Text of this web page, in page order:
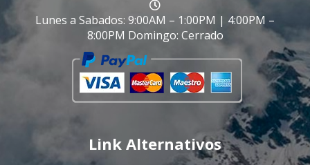
Lunes a Sabados: 9:00AM – 1:00PM | 4:00PM –
8:00PM Domingo: Cerrado
Link Alternativos